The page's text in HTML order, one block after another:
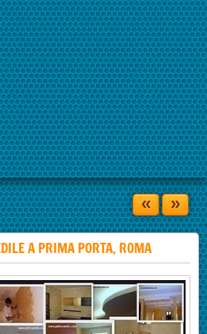
« »
A PRIMA PORTA, ROMA